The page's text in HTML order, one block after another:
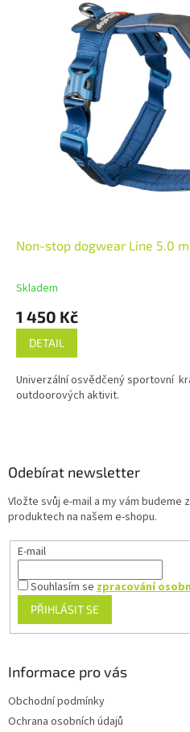
Non-stop dogwear Line 5.0
Skladem
1 450 Kč
DETAIL
Univerzální osvědčený sportovní
outdoorových aktivit.
Odebírat newsletter
Vložte svůj e-mail a my vám budeme
produktech na našem e-shopu.
E-mail
Souhlasím sezpracování
PŘIHLÁSIT SE
Informace pro vás
Obchodní podmínky
Ochrana osobních údajů